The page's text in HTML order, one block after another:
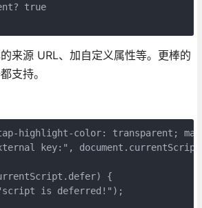
true
来源 URL、加自定义属性等。更棒的
支持。
highlight-color: transparent;
key:",
{
is deferred!");